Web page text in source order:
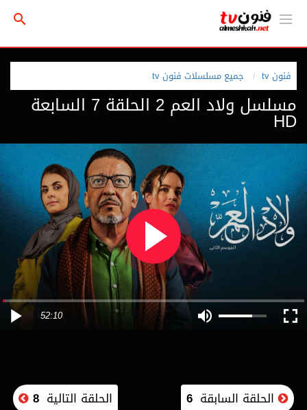
فنون tv جميع مسلسلات فنون tv
مسلسل ولاد العم 2 الحلقة 7 السابعة
HD
52:10
الحلقة السابقة 6 الحلقة التالية 8